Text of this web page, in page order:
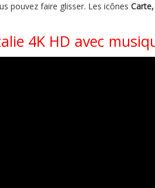
pouvez faire glisser. Les icônes
4K HD avec